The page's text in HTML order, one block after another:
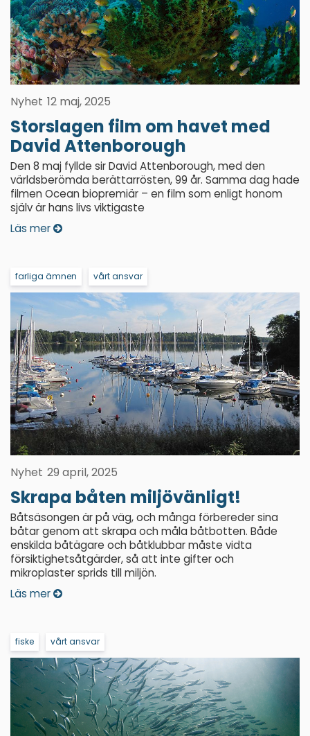
Nyhet 12 maj, 2025
Storslagen film om havet med
David Attenborough
Den 8 maj fyllde sir David Attenborough, med den
världsberömda berättarrösten, 99 år. Samma dag hade
filmen Ocean biopremiär – en film som enligt honom
själv är hans livs viktigaste
Läs mer
farliga ämnen vårt ansvar
Nyhet 29 april, 2025
Skrapa båten miljövänligt!
Båtsäsongen är på väg, och många förbereder sina
båtar genom att skrapa och måla båtbotten. Både
enskilda båtägare och båtklubbar måste vidta
försiktighetsåtgärder, så att inte gifter och
mikroplaster sprids till miljön.
Läs mer
fiske vårt ansvar